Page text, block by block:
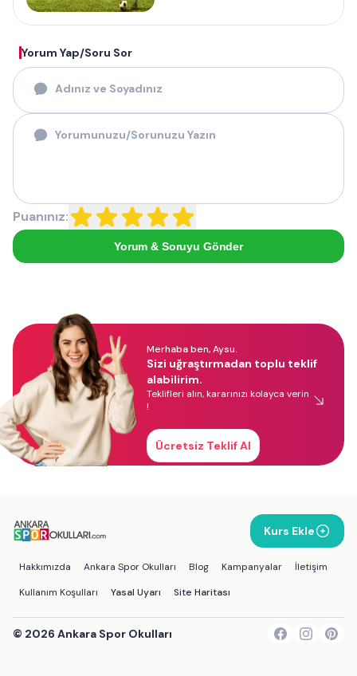
Yorum Yap/Soru Sor
Puanınız:
Yorum & Soruyu Gönder
Merhaba ben, Aysu.
Sizi uğraştırmadan toplu teklif
alabilirim.
Teklifleri alın, kararınızı kolayca verin
!
Ücretsiz Teklif Al
Kurs Ekle
Hakkımızda Ankara Spor Okulları Blog Kampanyalar
İletişim
Kullanım Koşulları
Yasal Uyarı Site Haritası
© 2026 Ankara Spor Okulları